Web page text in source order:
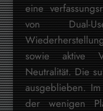
eine
von Dual-
sowie aktive
Neutralität. Die
ausgeblieben.
der wenigen